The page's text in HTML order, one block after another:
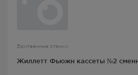
Бритвенные станки
Жиллетт Фьюжн кассеты №2